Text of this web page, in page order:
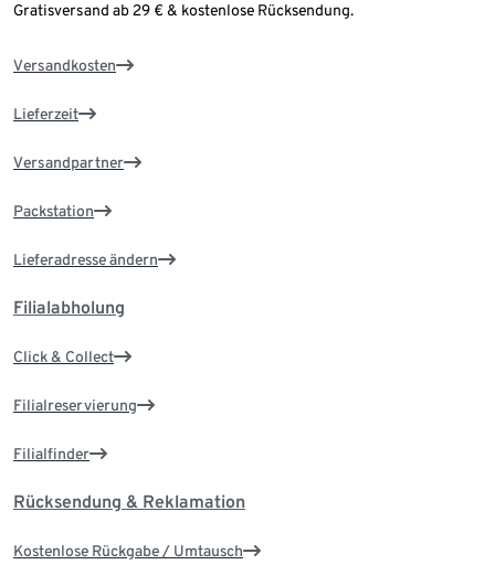
Gratisversand ab 29 € & kostenlose Rücksendung.
Versandkosten
Lieferzeit
Versandpartner
Packstation
Lieferadresse ändern
Filialabholung
Click & Collect
Filialreservierung
Filialfinder
Rücksendung & Reklamation
Kostenlose Rückgabe / Umtausch